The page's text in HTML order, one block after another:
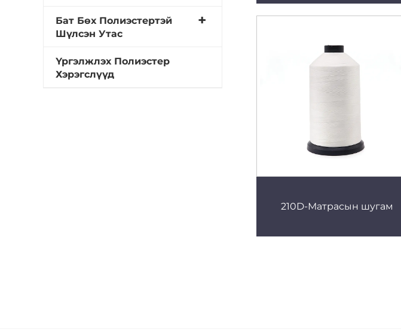
Бат Бөх Полиэстертэй
Шүлсэн Утас
Үргэлжлэх Полиэстер
Хэрэгслүүд
210D-Матрасын шугам